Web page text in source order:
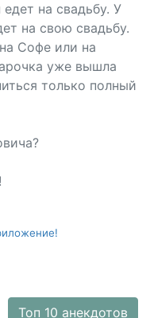
на свадьбу. У
на свою свадьбу.
Софе или на
уже вышла
только полный
Топ 10 анекдотов